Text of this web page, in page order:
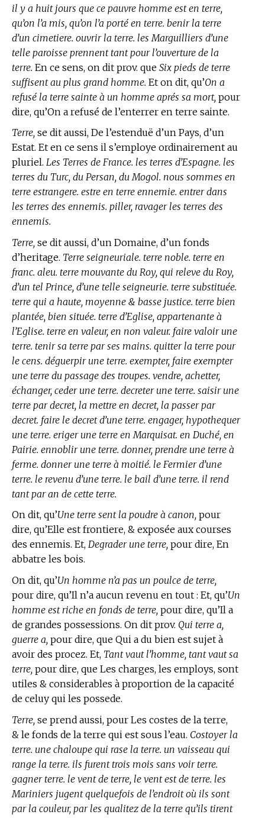
il y a huit jours que ce pauvre homme est en terre,
qu’on l’a mis, qu’on l’a porté en terre. benir la terre
d’un cimetiere. ouvrir la terre. les Marguilliers d’une
telle paroisse prennent tant pour l’ouverture de la
terre. En ce sens, on dit prov. que Six pieds de terre
suffisent au plus grand homme. Et on dit, qu’On a
refusé la terre sainte à un homme aprés sa mort, pour
dire, qu’On a refusé de l’enterrer en terre sainte.
Terre, se dit aussi, De l’estenduë d’un Pays, d’un
Estat. Et en ce sens il s’employe ordinairement au
pluriel. Les Terres de France. les terres d’Espagne. les
terres du Turc, du Persan, du Mogol. nous sommes en
terre estrangere. estre en terre ennemie. entrer dans
les terres des ennemis. piller, ravager les terres des
ennemis.
Terre, se dit aussi, d’un Domaine, d’un fonds
d’heritage. Terre seigneuriale. terre noble. terre en
franc. aleu. terre mouvante du Roy, qui releve du Roy,
d’un tel Prince, d’une telle seigneurie. terre substituée.
terre qui a haute, moyenne & basse justice. terre bien
plantée, bien située. terre d’Eglise, appartenante à
l’Eglise. terre en valeur, en non valeur. faire valoir une
terre. tenir sa terre par ses mains. quitter la terre pour
le cens. déguerpir une terre. exempter, faire exempter
une terre du passage des troupes. vendre, achetter,
échanger, ceder une terre. decreter une terre. saisir une
terre par decret, la mettre en decret, la passer par
decret. faire le decret d’une terre. engager, hypothequer
une terre. eriger une terre en Marquisat. en Duché, en
Pairie. ennoblir une terre. donner, prendre une terre à
ferme. donner une terre à moitié. le Fermier d’une
terre. le revenu d’une terre. le bail d’une terre. il rend
tant par an de cette terre.
On dit, qu’Une terre sent la poudre à canon, pour
dire, qu’Elle est frontiere, & exposée aux courses
des ennemis. Et, Degrader une terre, pour dire, En
abbatre les bois.
On dit, qu’Un homme n’a pas un poulce de terre,
pour dire, qu’Il n’a aucun revenu en tout : Et, qu’Un
homme est riche en fonds de terre, pour dire, qu’Il a
de grandes possessions. On dit prov. Qui terre a,
guerre a, pour dire, que Qui a du bien est sujet à
avoir des procez. Et, Tant vaut l’homme, tant vaut sa
terre, pour dire, que Les charges, les employs, sont
utiles & considerables à proportion de la capacité
de celuy qui les possede.
Terre, se prend aussi, pour Les costes de la terre,
& le fonds de la terre qui est sous l’eau. Costoyer la
terre. une chaloupe qui rase la terre. un vaisseau qui
range la terre. ils furent trois mois sans voir terre.
gagner terre. le vent de terre, le vent est de terre. les
Mariniers jugent quelquefois de l’endroit où ils sont
par la couleur, par les qualitez de la terre qu’ils tirent